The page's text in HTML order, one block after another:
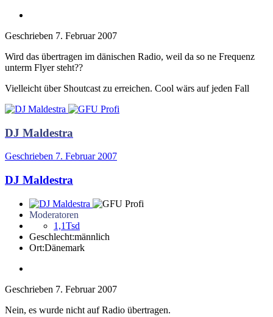
Geschrieben 7. Februar 2007
Wird das übertragen im dänischen Radio, weil da so ne Frequenz
unterm Flyer steht??
Vielleicht über Shoutcast zu erreichen. Cool wärs auf jeden Fall
DJ Maldestra
Geschrieben 7. Februar 2007
DJ Maldestra
Moderatoren
1,1Tsd
Geschlecht:männlich
Ort:Dänemark
Geschrieben 7. Februar 2007
Nein, es wurde nicht auf Radio übertragen.